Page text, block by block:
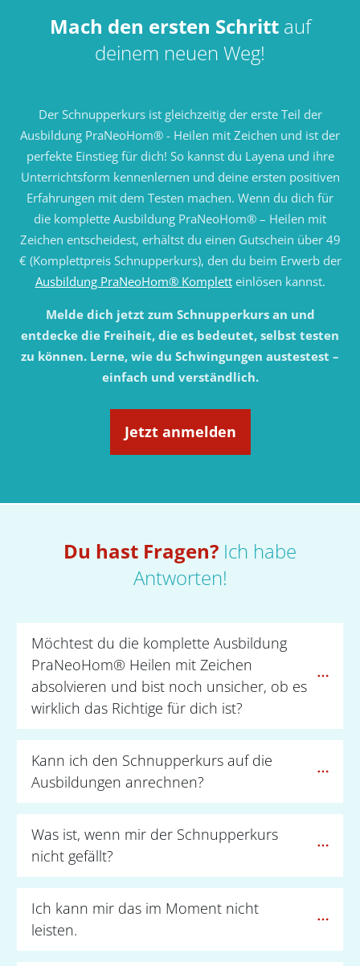
Mach den ersten Schritt auf
deinem neuen Weg!
Der Schnupperkurs ist gleichzeitig der erste Teil der
Ausbildung PraNeoHom® - Heilen mit Zeichen und ist der
perfekte Einstieg für dich! So kannst du Layena und ihre
Unterrichtsform kennenlernen und deine ersten positiven
Erfahrungen mit dem Testen machen. Wenn du dich für
die komplette Ausbildung PraNeoHom® – Heilen mit
Zeichen entscheidest, erhältst du einen Gutschein über 49
€ (Komplettpreis Schnupperkurs), den du beim Erwerb der
Ausbildung PraNeoHom® Kompletteinlösen kannst.
Melde dich jetzt zum Schnupperkurs an und
entdecke die Freiheit, die es bedeutet, selbst testen
zu können. Lerne, wie du Schwingungen austestest –
einfach und verständlich.
Jetzt anmelden
Du hast Fragen? Ich habe
Antworten!
Möchtest du die komplette Ausbildung
PraNeoHom® Heilen mit Zeichen
absolvieren und bist noch unsicher, ob es
wirklich das Richtige für dich ist?
Kann ich den Schnupperkurs auf die
Ausbildungen anrechnen?
Was ist, wenn mir der Schnupperkurs
nicht gefällt?
Ich kann mir das im Moment nicht
leisten.